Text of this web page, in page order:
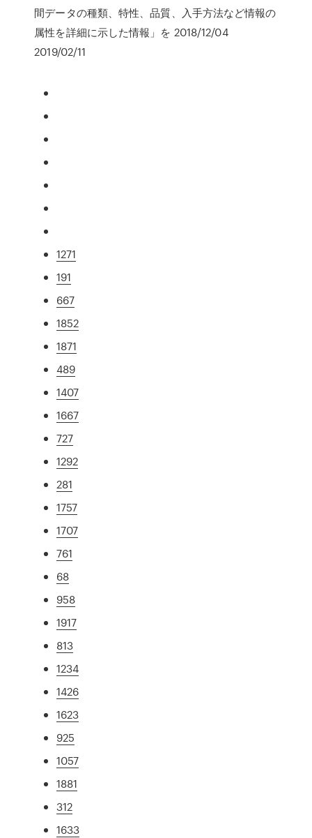
間データの種類、特性、品質、入手方法など情報の
属性を詳細に示した情報」を 2018/12/04
2019/02/11
1271
191
667
1852
1871
489
1407
1667
727
1292
281
1757
1707
761
68
958
1917
813
1234
1426
1623
925
1057
1881
312
1633